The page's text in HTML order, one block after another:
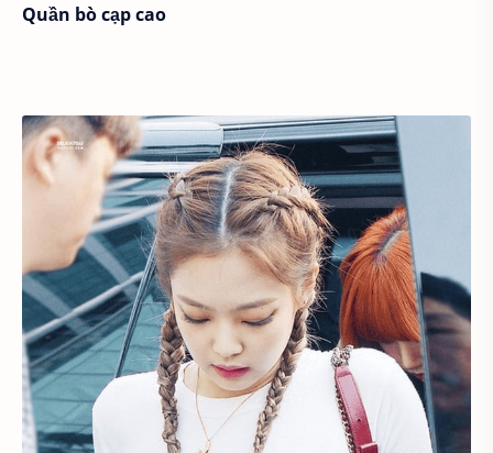
Quần bò cạp cao